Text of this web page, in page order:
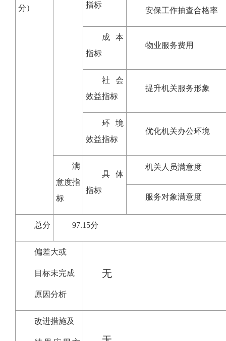
分）
指标
安保工作抽查合格率
成本
指标
物业服务费用
社会
效益指标
提升机关服务形象
环境
效益指标
优化机关办公环境
满
意度指
标
具体
指标
机关人员满意度
服务对象满意度
总分 97.15分
偏差大或
目标未完成
原因分析
无
改进措施及